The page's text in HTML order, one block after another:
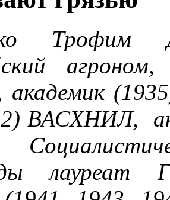
Трофим
академик
ВАСХНИЛ,
лауреат